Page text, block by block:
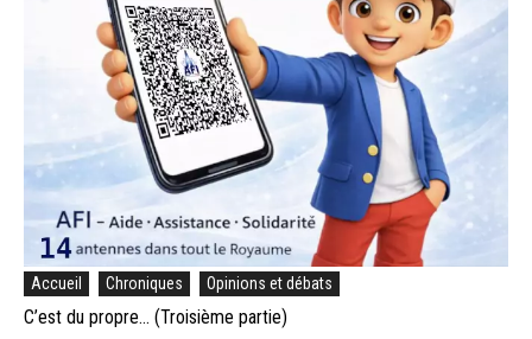
Accueil Chroniques Opinions et débats
C’est du propre… (Troisième partie)